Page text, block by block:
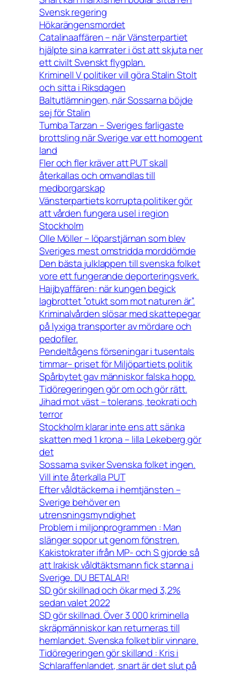
Svensk regering
Hökarängensmordet
Catalinaaffären – när Vänsterpartiet
hjälpte sina kamrater i öst att skjuta ner
ett civilt Svenskt flygplan.
Kriminell V politiker vill göra Stalin Stolt
och sitta i Riksdagen
Baltutlämningen, när Sossarna böjde
sej för Stalin
Tumba Tarzan – Sveriges farligaste
brottsling när Sverige var ett homogent
land
Fler och fler kräver att PUT skall
återkallas och omvandlas till
medborgarskap
Vänsterpartiets korrupta politiker gör
att vården fungera usel i region
Stockholm
Olle Möller – löparstjärnan som blev
Sveriges mest omstridda morddömde
Den bästa julklappen till svenska folket
vore ett fungerande deporteringsverk.
Haijbyaffären: när kungen begick
lagbrottet ”otukt som mot naturen är”.
Kriminalvården slösar med skattepegar
på lyxiga transporter av mördare och
pedofiler.
Pendeltågens förseningar i tusentals
timmar– priset för Miljöpartiets politik
Spårbytet gav människor falska hopp.
Tidöregeringen gör om och gör rätt.
Jihad mot väst – tolerans, teokrati och
terror
Stockholm klarar inte ens att sänka
skatten med 1 krona – lilla Lekeberg gör
det
Sossarna sviker Svenska folket ingen.
Vill inte återkalla PUT
Efter våldtäckerna i hemtjänsten –
Sverige behöver en
utrensningsmyndighet
Problem i miljonprogrammen : Man
slänger sopor ut genom fönstren.
Kakistokrater ifrån MP- och S gjorde så
att Irakisk våldtäktsmann fick stanna i
Sverige. DU BETALAR!
SD gör skillnad och ökar med 3,2%
sedan valet 2022
SD gör skillnad. Över 3 000 kriminella
skräpmänniskor kan returneras till
hemlandet. Svenska folket blir vinnare.
Tidöregeringen gör skilland : Kris i
Schlaraffenlandet, snart är det slut på